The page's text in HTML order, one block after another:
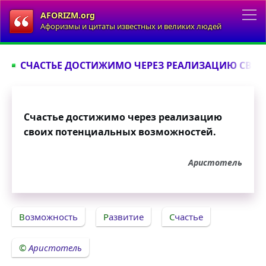
AFORIZM.org
Афоризмы и цитаты известных и великих людей
СЧАСТЬЕ ДОСТИЖИМО ЧЕРЕЗ РЕАЛИЗАЦИЮ
Счастье достижимо через реализацию
своих потенциальных возможностей.
Аристотель
Возможность Развитие Счастье
Аристотель